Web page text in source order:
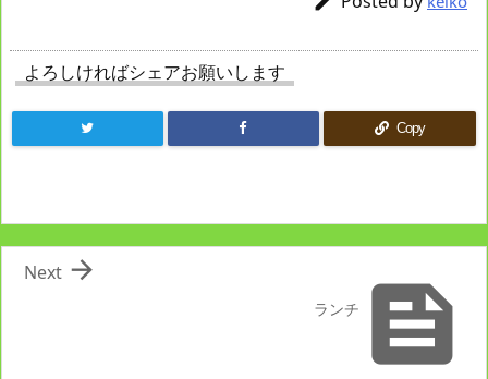
よろしければシェアお願いします
Copy

ランチ

Next